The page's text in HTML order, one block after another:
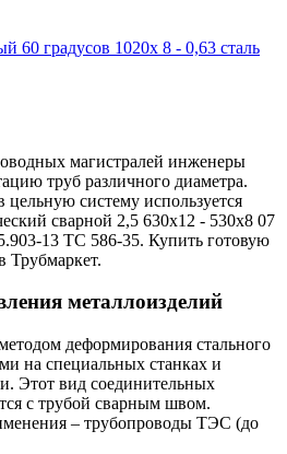
60 градусов 1020х 8 - 0,63 сталь
магистралей инженеры
труб различного диаметра.
цельную систему используется
сварной 2,5 630х12 - 530х8 07
13 ТС 586-35. Купить готовую
Трубмаркет.
металлоизделий
деформирования стального
на специальных станках и
Этот вид соединительных
с трубой сварным швом.
– трубопроводы ТЭС (до